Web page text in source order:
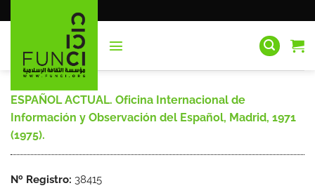
al
ESPAÑOL ACTUAL. Oficina Internacional de
Información y Observación del Español, Madrid, 1971
(1975).
Nº Registro: 38415